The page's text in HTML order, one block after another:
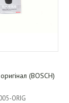
(BOSCH)
ORIG